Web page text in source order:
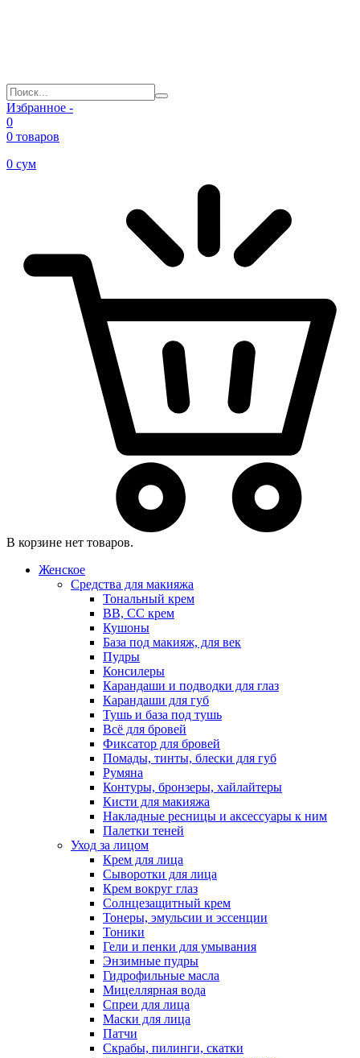
Избранное -
0
0 товаров
0 сум
В корзине нет товаров.
Женское
Средства для макияжа
Тональный крем
BB, CC крем
Кушоны
База под макияж, для век
Пудры
Консилеры
Карандаши и подводки для глаз
Карандаши для губ
Тушь и база под тушь
Всё для бровей
Фиксатор для бровей
Помады, тинты, блески для губ
Румяна
Контуры, бронзеры, хайлайтеры
Кисти для макияжа
Накладные ресницы и аксессуары к ним
Палетки теней
Уход за лицом
Крем для лица
Сыворотки для лица
Крем вокруг глаз
Солнцезащитный крем
Тонеры, эмульсии и эссенции
Тоники
Гели и пенки для умывания
Энзимные пудры
Гидрофильные масла
Мицеллярная вода
Спреи для лица
Маски для лица
Патчи
Скрабы, пилинги, скатки